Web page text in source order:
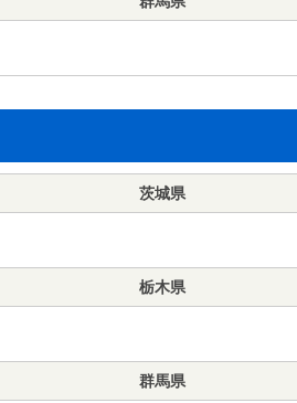
茨城県
栃木県
群馬県